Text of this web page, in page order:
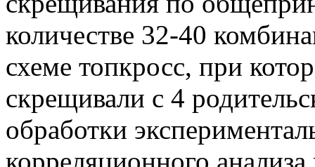
количестве 32-40
схеме топкросс, при
скрещивали с 4
обработки